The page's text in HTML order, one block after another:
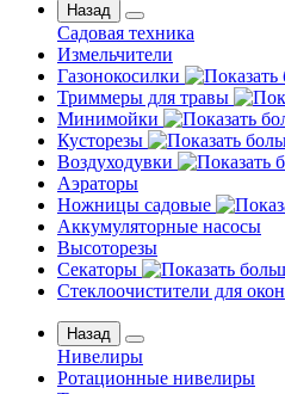
Назад
Садовая техника
Измельчители
Газонокосилки
Триммеры для травы
Минимойки
Кусторезы
Воздуходувки
Аэраторы
Ножницы садовые
Аккумуляторные насосы
Высоторезы
Секаторы
Стеклоочистители для окон
Назад
Нивелиры
Ротационные нивелиры